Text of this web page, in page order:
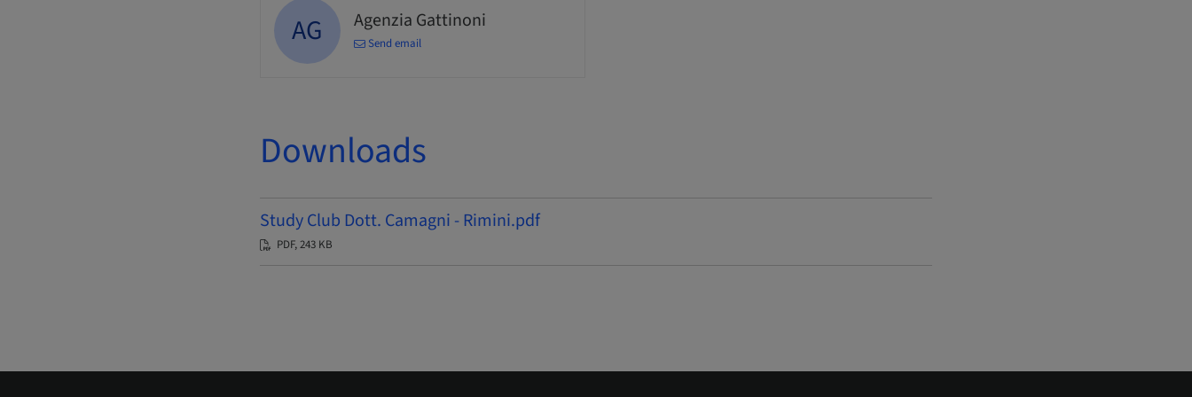
AG Agenzia Gattinoni
Send email
Downloads
Study Club Dott. Camagni - Rimini.pdf
PDF, 243 KB